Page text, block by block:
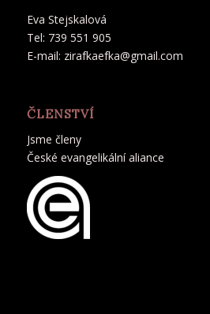
Eva Stejskalová
Tel: 739 551 905
E-mail: zirafkaefka@gmail.com
ČLENSTVÍ
Jsme členy
České evangelikální aliance